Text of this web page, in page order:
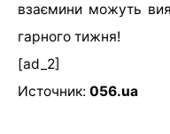
взаємини можуть
гарного тижня!
[ad_2]
Источник: 056.ua